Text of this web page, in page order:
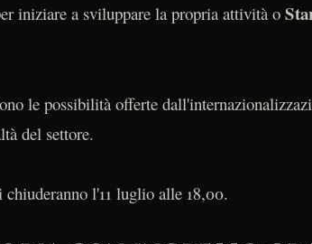
iniziare a sviluppare la propria attività o
le possibilità offerte
del settore.
l'11 luglio alle 18,00.